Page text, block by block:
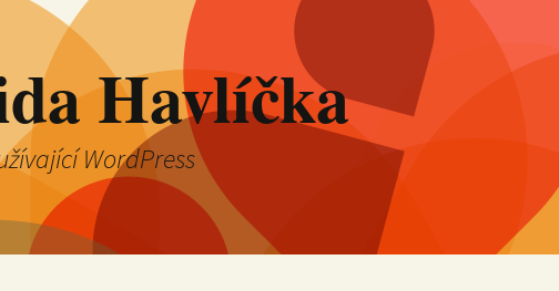
Havlíčka
WordPress